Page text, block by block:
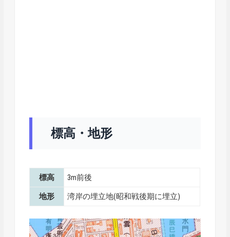
標高・地形
標高 3m前後
地形 湾岸の埋立地(昭和戦後期に埋立)